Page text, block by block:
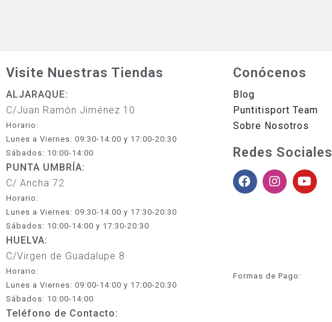
Visite Nuestras Tiendas
ALJARAQUE:
C/Juan Ramón Jiménez 10
Horario:
Lunes a Viernes: 09:30-14:00 y 17:00-20:30
Sábados: 10:00-14:00
PUNTA UMBRÍA:
C/ Ancha 72
Horario:
Lunes a Viernes: 09:30-14:00 y 17:30-20:30
Sábados: 10:00-14:00 y 17:30-20:30
HUELVA:
C/Virgen de Guadalupe 8
Horario:
Lunes a Viernes: 09:00-14:00 y 17:00-20:30
Sábados: 10:00-14:00
Teléfono de Contacto:
Conócenos
Blog
Puntitisport Team
Sobre Nosotros
Redes Sociales
Formas de Pago: